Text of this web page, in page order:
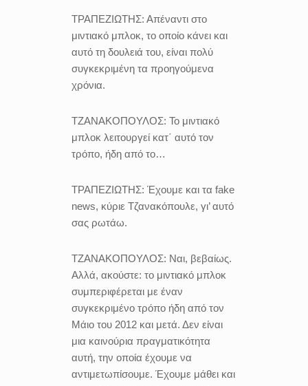
ΤΡΑΠΕΖΙΩΤΗΣ: Απέναντι στο
μιντιακό μπλοκ, το οποίο κάνει και
αυτό τη δουλειά του, είναι πολύ
συγκεκριμένη τα προηγούμενα
χρόνια.
ΤΖΑΝΑΚΟΠΟΥΛΟΣ: Το μιντιακό
μπλοκ λειτουργεί κατ΄ αυτό τον
τρόπο, ήδη από το…
ΤΡΑΠΕΖΙΩΤΗΣ: Έχουμε και τα fake
news, κύριε Τζανακόπουλε, γι’ αυτό
σας ρωτάω.
ΤΖΑΝΑΚΟΠΟΥΛΟΣ: Ναι, βεβαίως.
Αλλά, ακούστε: το μιντιακό μπλοκ
συμπεριφέρεται με έναν
συγκεκριμένο τρόπο ήδη από τον
Μάιο του 2012 και μετά. Δεν είναι
μια καινούρια πραγματικότητα
αυτή, την οποία έχουμε να
αντιμετωπίσουμε. Έχουμε μάθει και